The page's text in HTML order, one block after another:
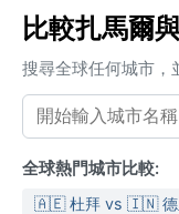
比較扎馬爾
搜尋全球任何城市，
全球熱門城市比較:
🇦🇪 杜拜 vs 🇮🇳 德